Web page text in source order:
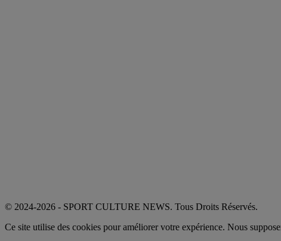
© 2024-2026 - SPORT CULTURE NEWS. Tous Droits Réservés.
Ce site utilise des cookies pour améliorer votre expérience. Nous